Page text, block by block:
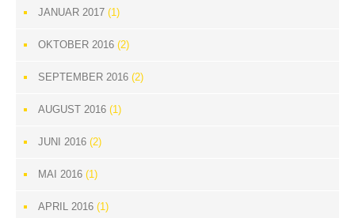
JANUAR 2017 (1)
OKTOBER 2016 (2)
SEPTEMBER 2016 (2)
AUGUST 2016 (1)
JUNI 2016 (2)
MAI 2016 (1)
APRIL 2016 (1)